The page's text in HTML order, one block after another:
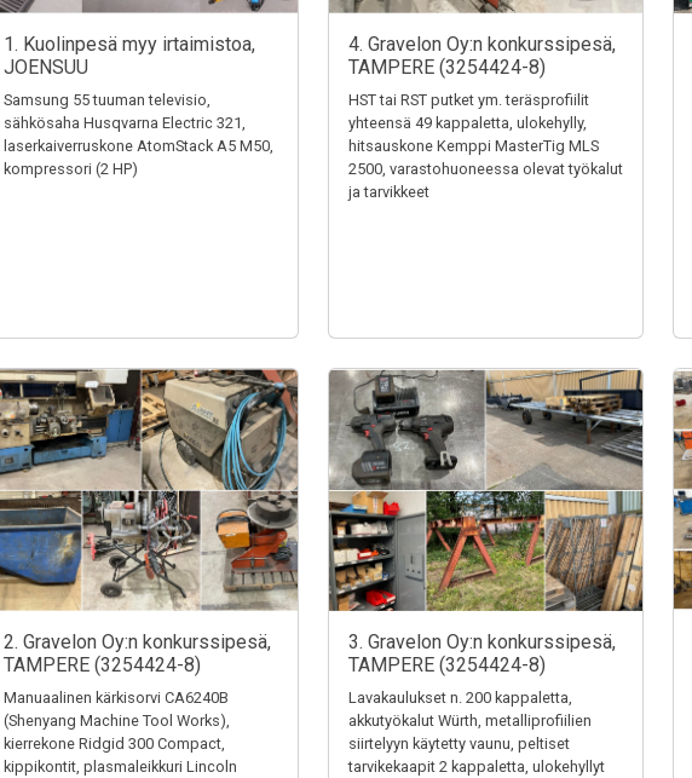
1. Kuolinpesä myy irtaimistoa,
JOENSUU
Samsung 55 tuuman televisio,
sähkösaha Husqvarna Electric 321,
laserkaiverruskone AtomStack A5 M50,
kompressori (2 HP)
4. Gravelon Oy:n konkurssipesä,
TAMPERE (3254424-8)
HST tai RST putket ym. teräsprofiilit
yhteensä 49 kappaletta, ulokehylly,
hitsauskone Kemppi MasterTig MLS
2500, varastohuoneessa olevat työkalut
ja tarvikkeet
2. Gravelon Oy:n konkurssipesä,
TAMPERE (3254424-8)
Manuaalinen kärkisorvi CA6240B
(Shenyang Machine Tool Works),
kierrekone Ridgid 300 Compact,
kippikontit, plasmaleikkuri Lincoln
3. Gravelon Oy:n konkurssipesä,
TAMPERE (3254424-8)
Lavakaulukset n. 200 kappaletta,
akkutyökalut Würth, metalliprofiilien
siirtelyyn käytetty vaunu, peltiset
tarvikekaapit 2 kappaletta, ulokehyllyt